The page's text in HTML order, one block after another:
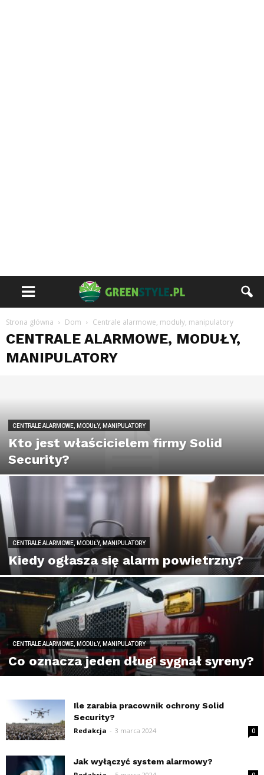
Strona główna Dom Centrale alarmowe, moduły, manipulatory
CENTRALE ALARMOWE, MODUŁY,
MANIPULATORY
CENTRALE ALARMOWE, MODUŁY, MANIPULATORY
Kto jest właścicielem firmy Solid
Security?
CENTRALE ALARMOWE, MODUŁY, MANIPULATORY
Kiedy ogłasza się alarm powietrzny?
CENTRALE ALARMOWE, MODUŁY, MANIPULATORY
Co oznacza jeden długi sygnał syreny?
Ile zarabia pracownik ochrony Solid
Security?
Redakcja - 3 marca 2024 0
Jak wyłączyć system alarmowy?